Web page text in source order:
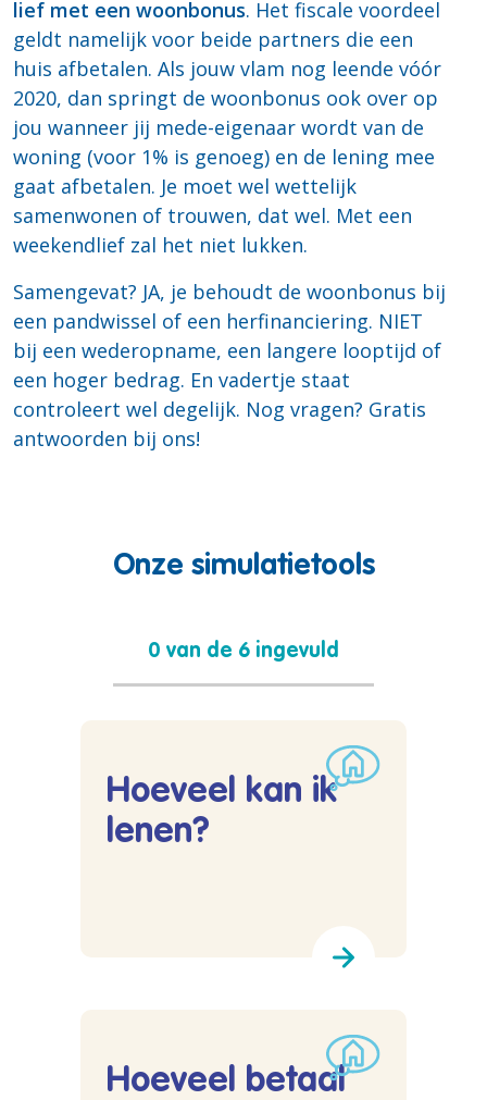
lief met een woonbonus. Het fiscale voordeel
geldt namelijk voor beide partners die een
huis afbetalen. Als jouw vlam nog leende vóór
2020, dan springt de woonbonus ook over op
jou wanneer jij mede-eigenaar wordt van de
woning (voor 1% is genoeg) en de lening mee
gaat afbetalen. Je moet wel wettelijk
samenwonen of trouwen, dat wel. Met een
weekendlief zal het niet lukken.
Samengevat? JA, je behoudt de woonbonus bij
een pandwissel of een herfinanciering. NIET
bij een wederopname, een langere looptijd of
een hoger bedrag. En vadertje staat
controleert wel degelijk. Nog vragen? Gratis
antwoorden bij ons!
Onze simulatietools
0 van de 6 ingevuld
Hoeveel kan ik
lenen?
Hoeveel betaal